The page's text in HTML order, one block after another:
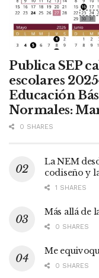
Publica SEP
escolares
Educación
Normales:
0 SHARES
La NEM
codiseño y
1 SHARES
Más allá de
0 SHARES
Me
0 SHARES